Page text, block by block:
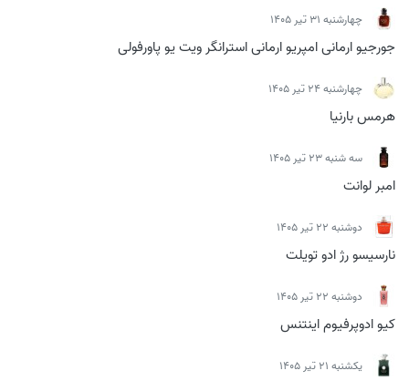
چهارشنبه 31 تیر 1405
جورجیو ارمانی امپریو ارمانی استرانگر ویت یو پاورفولی
چهارشنبه 24 تیر 1405
هرمس بارنیا
سه شنبه 23 تیر 1405
امبر لوانت
دوشنبه 22 تیر 1405
نارسیسو رژ ادو تویلت
دوشنبه 22 تیر 1405
کیو ادوپرفیوم اینتنس
يكشنبه 21 تیر 1405